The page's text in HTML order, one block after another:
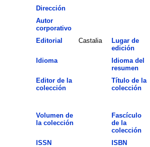
Dirección
Autor
corporativo
Editorial
Castalia
Lugar de
edición
Idioma
Idioma del
resumen
Editor de la
colección
Título de la
colección
Volumen de
la colección
Fascículo
de la
colección
ISSN
ISBN